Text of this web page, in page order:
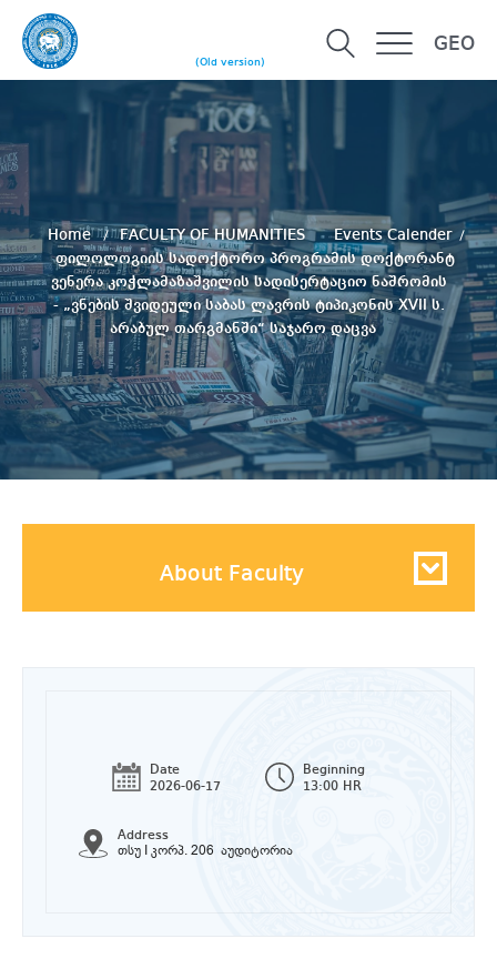
(Old version)
GEO
Home FACULTY OF HUMANITIES
Events Calender
ფილოლოგიის სადოქტორო პროგრამის დოქტორანტ
ვენერა კოჭლამაზაშვილის სადისერტაციო ნაშრომის
- „ვნების შვიდეული საბას ლავრის ტიპიკონის XVII ს.
არაბულ თარგმანში“ საჯარო დაცვა
About Faculty
Date
2026-06-17
Beginning
13:00 HR
Address
თსუ I კორპ. 206 აუდიტორია